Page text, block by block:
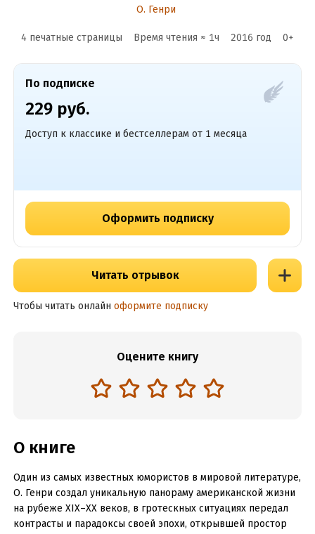
О. Генри
4 печатные страницы Время чтения ≈ 1ч 2016 год 0+
По подписке
229 руб.
Доступ к классике и бестселлерам от 1 месяца
Оформить подписку
Читать отрывок
Чтобы читать онлайн оформите подписку
Оцените книгу
О книге
Один из самых известных юмористов в мировой литературе,
О. Генри создал уникальную панораму американской жизни
на рубеже XIX–XX веков, в гротескных ситуациях передал
контрасты и парадоксы своей эпохи, открывшей простор